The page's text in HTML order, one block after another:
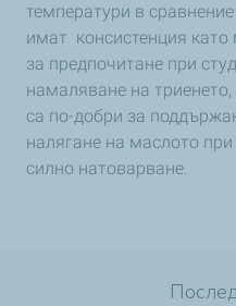
температури в
имат консистенция
за предпочитане при
намаляване на
са по-добри за
налягане на маслото
силно натоварване.